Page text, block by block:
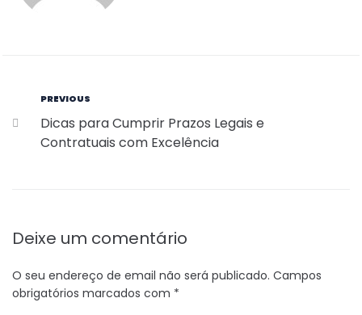
PREVIOUS
Dicas para Cumprir Prazos Legais e
Contratuais com Excelência
Deixe um comentário
O seu endereço de email não será publicado. Campos
obrigatórios marcados com *